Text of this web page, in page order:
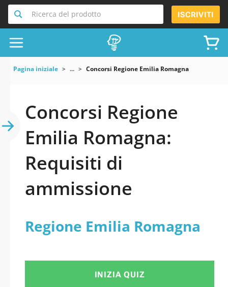
Ricerca del prodotto ISCRIVITI
Pagina iniziale ... Concorsi Regione Emilia Romagna
Concorsi Regione
Emilia Romagna:
Requisiti di
ammissione
Regione Emilia Romagna
INIZIA QUIZ